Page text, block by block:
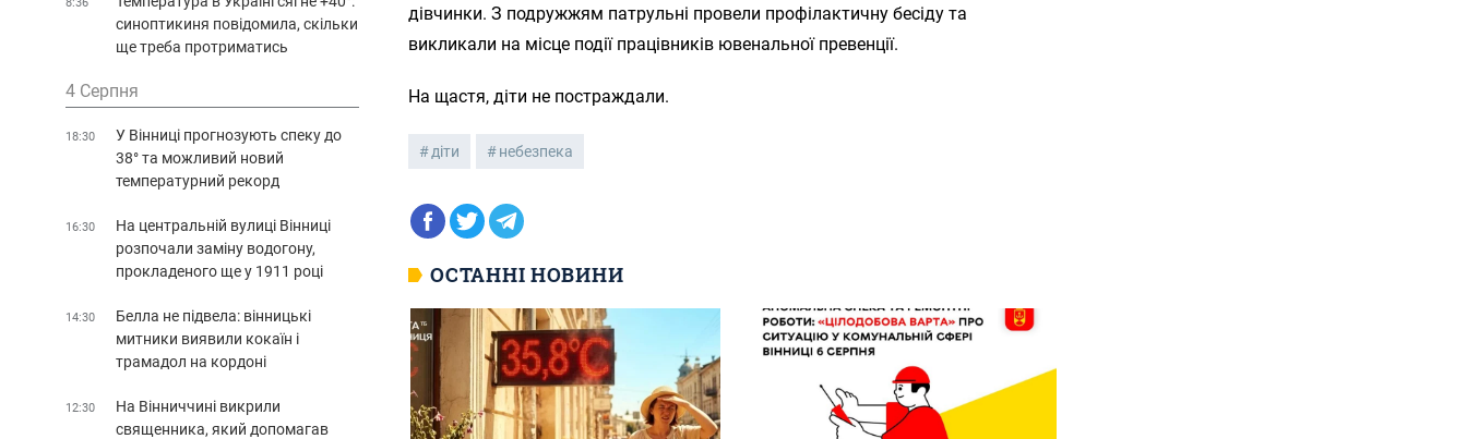
дівчинки. З подружжям патрульні провели профілактичну бесіду та
викликали на місце події працівників ювенальної превенції.
На щастя, діти не постраждали.
діти небезпека
ОСТАННІ НОВИНИ
синоптикиня повідомила, скільки
ще треба протриматись
4 Серпня
18:30
У Вінниці прогнозують спеку до
38° та можливий новий
температурний рекорд
16:30
На центральній вулиці Вінниці
розпочали заміну водогону,
прокладеного ще у 1911 році
14:30
Белла не підвела: вінницькі
митники виявили кокаїн і
трамадол на кордоні
12:30
На Вінниччині викрили
священника, який допомагав